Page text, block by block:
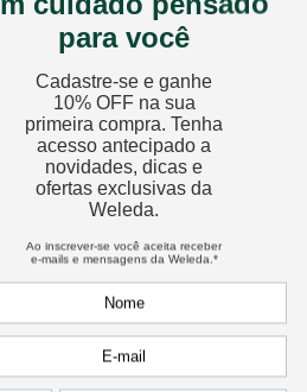
fórmulas ajudam a manter o
Weleda atuam no estímulo das
da medicina antroposófica, eles
bem-estar